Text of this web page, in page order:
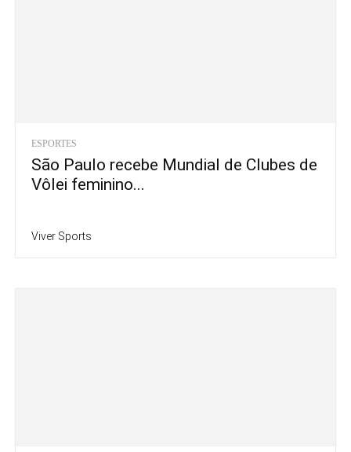
ESPORTES
São Paulo recebe Mundial de Clubes de
Vôlei feminino...
Viver Sports